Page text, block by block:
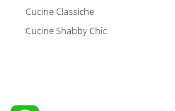
Cucine Classiche
Cucine Shabby Chic